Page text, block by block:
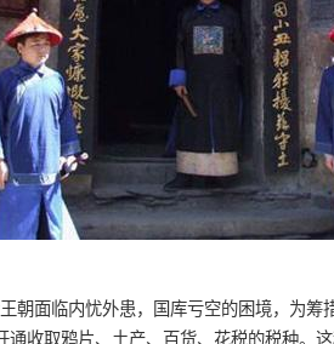
朝面临内忧外患，国库亏空的困境，为筹
通收取鸦片、土产、百货、花税的税种。